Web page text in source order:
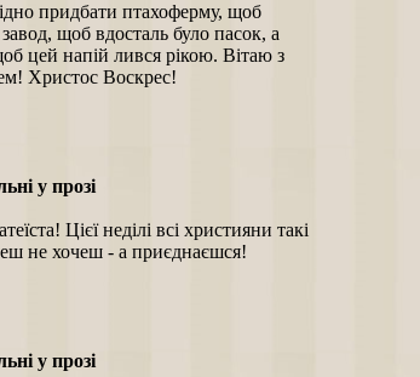
придбати птахоферму, щоб
щоб вдосталь було пасок, а
цей напій лився рікою. Вітаю з
Христос Воскрес!
у прозі
Цієї неділі всі християни такі
не хочеш - а приєднаєшся!
у прозі